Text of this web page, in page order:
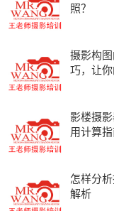
照？
摄影构
巧，让
影楼摄
用计算
怎样分
解析